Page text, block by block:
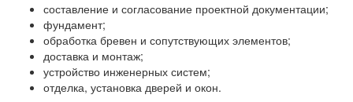
составление и согласование проектной документации;
фундамент;
обработка бревен и сопутствующих элементов;
доставка и монтаж;
устройство инженерных систем;
отделка, установка дверей и окон.